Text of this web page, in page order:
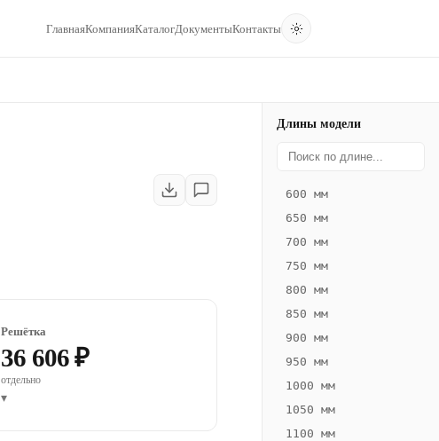
ГлавнаяКомпанияКаталогДокументыКонтакты
Решётка
36 606 ₽
отдельно
▾
Длины модели
600 мм
650 мм
700 мм
750 мм
800 мм
850 мм
900 мм
950 мм
1000 мм
1050 мм
1100 мм